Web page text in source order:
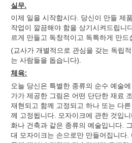
실무.
이제 일을 시작합시다. 당신이 만들 제
작업이 깔끔해야 함을 상기시켜드립니
르게 만들고 독창적이고 독특하게 만드
(교사가 개별적으로 관심을 갖는 독립
는 사람들을 돕습니다).
체육:
오늘 당신은 특별한 종류의 순수 예술
가가 제공한 그림은 어떤 단단한 재료
재현되고 함께 고정되고 하나 또는 다
께 고정됩니다. 모자이크에 관한 것입
화나 건축과 같은 종류의 예술입니다.
대 모자이크는 손으로만 만들어집니다.